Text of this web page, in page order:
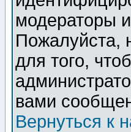
модераторы
Пожалуйста,
для того,
вами
Вернуться к